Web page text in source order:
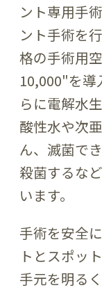
ント専用手
ント手術を
格の手術用
10,000"を導
らに電解水
酸性水や次
ん、滅菌で
殺菌するな
います。
手術を安全
トとスポッ
手元を明る